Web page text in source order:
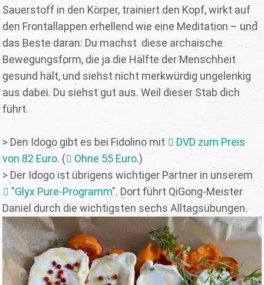
Sauerstoff in den Körper, trainiert den Kopf, wirkt auf
den Frontallappen erhellend wie eine Meditation – und
das Beste daran: Du machst diese archaische
Bewegungsform, die ja die Hälfte der Menschheit
gesund hält, und siehst nicht merkwürdig ungelenkig
aus dabei. Du siehst gut aus. Weil dieser Stab dich
führt.
> Den Idogo gibt es bei Fidolino mit
DVD zum Preis
von 82 Euro. ( Ohne 55 Euro.)
> Der Idogo ist übrigens wichtiger Partner in unserem
"Glyx Pure-Programm". Dort führt QiGong-Meister
Daniel durch die wichtigsten sechs Alltagsübungen.